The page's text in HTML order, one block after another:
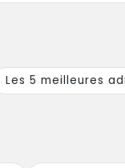
Les 5 meilleures